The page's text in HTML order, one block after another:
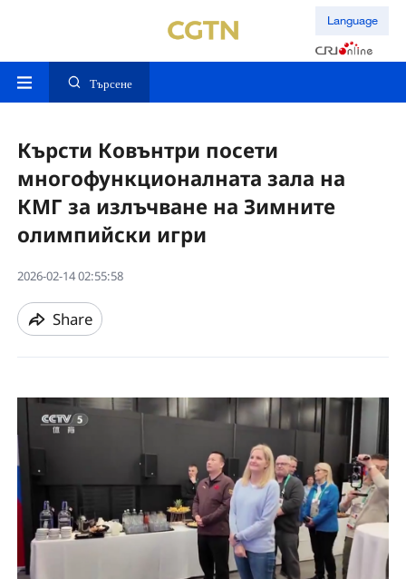
Language
Търсене
Кърсти Ковънтри посети
многофункционалната зала на
КМГ за излъчване на Зимните
олимпийски игри
2026-02-14 02:55:58
Share